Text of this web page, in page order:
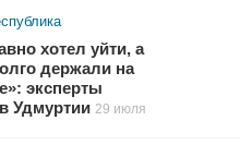
хотел уйти, а
держали на
эксперты
Удмуртии 29 июля